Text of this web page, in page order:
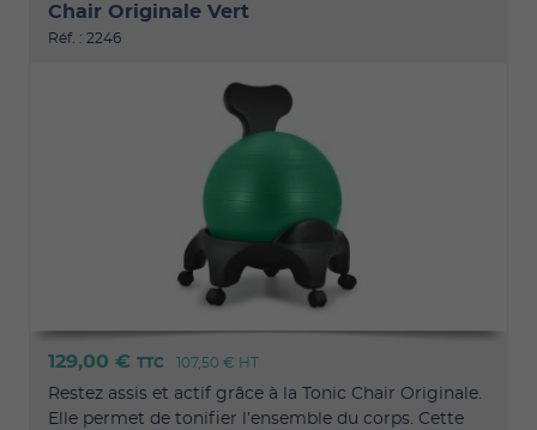
Chair Originale Vert
Réf. : 2246
129,00 € TTC 107,50 € HT
Restez assis et actif grâce à la Tonic Chair Originale.
Elle permet de tonifier l’ensemble du corps. Cette